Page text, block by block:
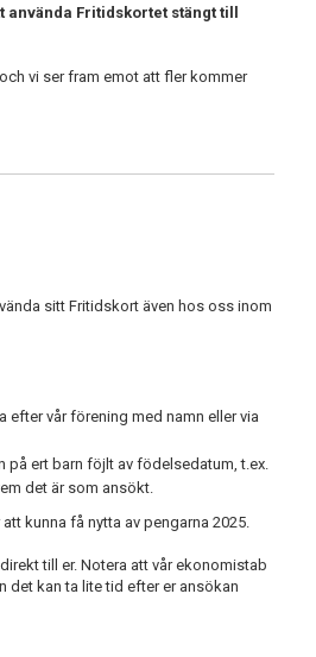
Fritidskortet stängt till
vi ser fram emot att fler kommer
sitt Fritidskort även hos oss inom
vår förening med namn eller via
på ert barn föjlt av födelsedatum, t.ex.
det är som ansökt.
kunna få nytta av pengarna 2025.
till er. Notera att vår ekonomistab
det kan ta lite tid efter er ansökan